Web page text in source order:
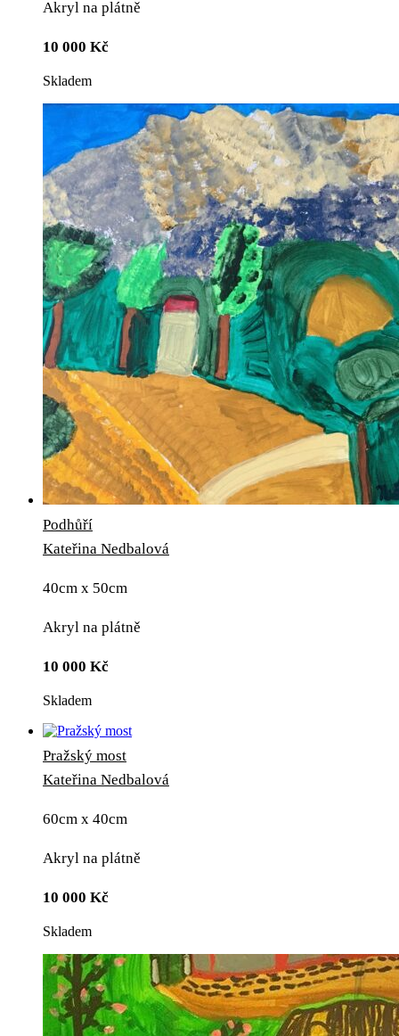
Akryl na plátně
10 000 Kč
Skladem
Podhůří
Kateřina Nedbalová
40cm x 50cm
Akryl na plátně
10 000 Kč
Skladem
Pražský most
Kateřina Nedbalová
60cm x 40cm
Akryl na plátně
10 000 Kč
Skladem